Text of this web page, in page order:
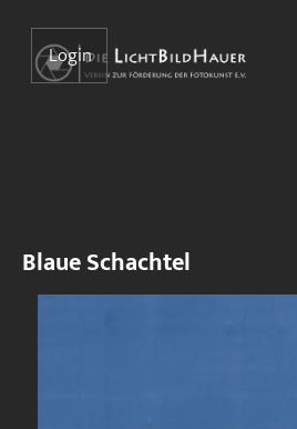
Login
Blaue Schachtel